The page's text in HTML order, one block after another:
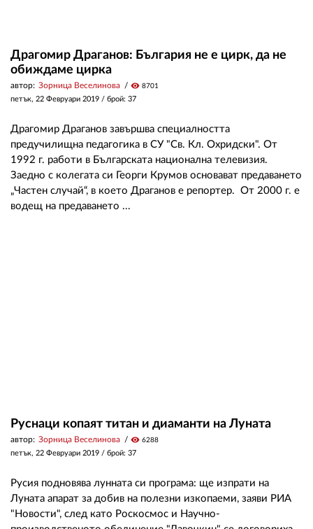
Драгомир Драганов: България не е цирк, да не
обиждаме цирка
автор: Зорница Веселинова visibility 8701
петък, 22 Февруари 2019 / брой: 37
Драгомир Драганов завършва специалността
предучилищна педагогика в СУ "Св. Кл. Охридски". От
1992 г. работи в Българската национална телевизия.
Заедно с колегата си Георги Крумов основават предаването
„Частен случай“, в което Драганов е репортер. От 2000 г. е
водещ на предаването ...
Руснаци копаят титан и диаманти на Луната
автор: Зорница Веселинова visibility 6288
петък, 22 Февруари 2019 / брой: 37
Русия подновява лунната си програма: ще изпрати на
Луната апарат за добив на полезни изкопаеми, заяви РИА
"Новости", след като Роскосмос и Научно-